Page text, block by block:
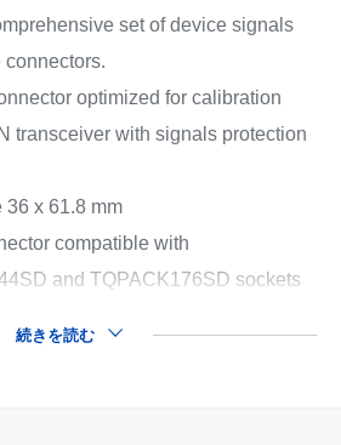
set of device signals
optimized for calibration
transceiver with signals protection
36 x 61.8 mm
compatible with
and TQPACK176SD sockets
続きを読む